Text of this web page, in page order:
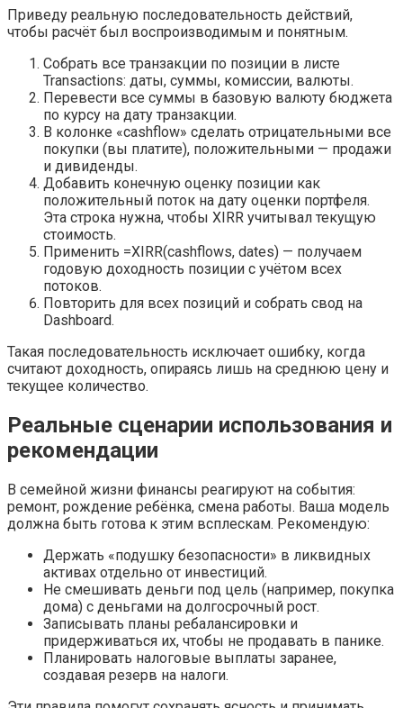
Приведу реальную последовательность действий,
чтобы расчёт был воспроизводимым и понятным.
Собрать все транзакции по позиции в листе
Transactions: даты, суммы, комиссии, валюты.
Перевести все суммы в базовую валюту бюджета
по курсу на дату транзакции.
В колонке «cashflow» сделать отрицательными все
покупки (вы платите), положительными — продажи
и дивиденды.
Добавить конечную оценку позиции как
положительный поток на дату оценки портфеля.
Эта строка нужна, чтобы XIRR учитывал текущую
стоимость.
Применить =XIRR(cashflows, dates) — получаем
годовую доходность позиции с учётом всех
потоков.
Повторить для всех позиций и собрать свод на
Dashboard.
Такая последовательность исключает ошибку, когда
считают доходность, опираясь лишь на среднюю цену и
текущее количество.
Реальные сценарии использования и
рекомендации
В семейной жизни финансы реагируют на события:
ремонт, рождение ребёнка, смена работы. Ваша модель
должна быть готова к этим всплескам. Рекомендую:
Держать «подушку безопасности» в ликвидных
активах отдельно от инвестиций.
Не смешивать деньги под цель (например, покупка
дома) с деньгами на долгосрочный рост.
Записывать планы ребалансировки и
придерживаться их, чтобы не продавать в панике.
Планировать налоговые выплаты заранее,
создавая резерв на налоги.